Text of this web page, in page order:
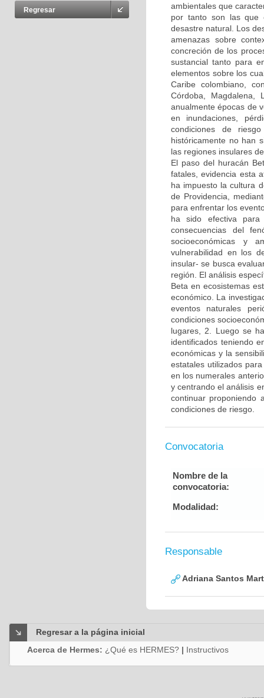
Regresar
ambientales que
por tanto son las que
desastre natural. Los
amenazas sobre
concreción de los
sustancial tanto para
elementos sobre los
Caribe colombiano,
Córdoba, Magdalena,
anualmente épocas de
en inundaciones,
condiciones de
históricamente no han
las regiones insulares
El paso del huracán
fatales, evidencia esta
ha impuesto la cultura
de Providencia,
para enfrentar los
ha sido efectiva
consecuencias del
socioeconómicas y
vulnerabilidad en los
insular- se busca
región. El análisis
Beta en ecosistemas
económico. La
eventos naturales
condiciones
lugares, 2. Luego se
identificados teniendo
económicas y la
estatales utilizados
en los numerales
y centrando el análisis
continuar proponiendo
condiciones de riesgo.
Convocatoria
Nombre de la
convocatoria:
Modalidad:
Responsable
Adriana Santos
Regresar a la página inicial
Acerca de Hermes: ¿Qué es HERMES? | Instructivos